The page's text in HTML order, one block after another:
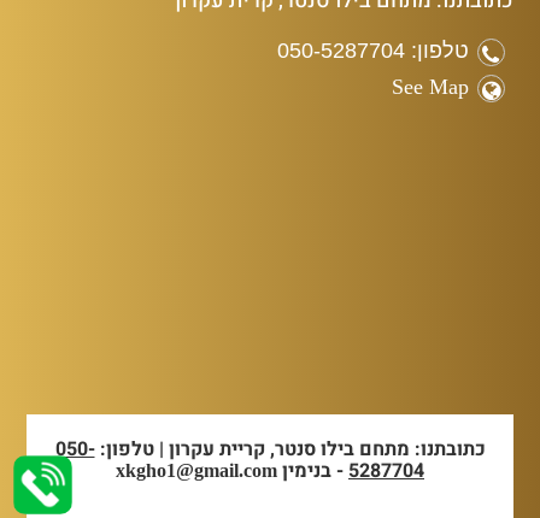
טלפון: 050-5287704
See Map
כתובתנו: מתחם בילו סנטר, קריית עקרון | טלפון:050-
5287704- בנימין xkgho1@gmail.com